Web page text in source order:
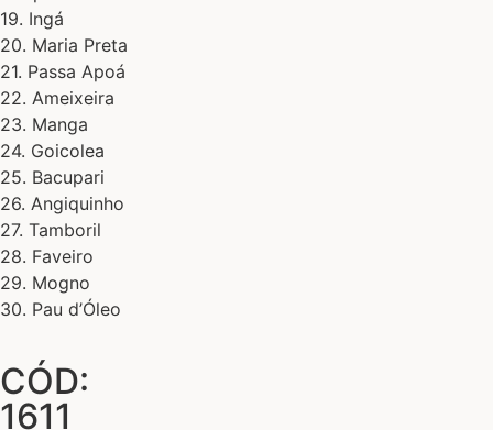
19. Ingá
20. Maria Preta
21. Passa Apoá
22. Ameixeira
23. Manga
24. Goicolea
25. Bacupari
26. Angiquinho
27. Tamboril
28. Faveiro
29. Mogno
30. Pau d’Óleo
CÓD:
1611